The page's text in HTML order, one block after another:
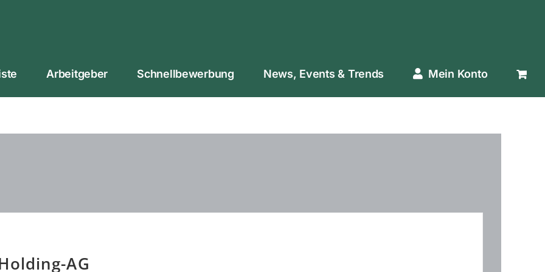
Arbeitgeber Schnellbewerbung News, Events & Trends Mein Konto
AG